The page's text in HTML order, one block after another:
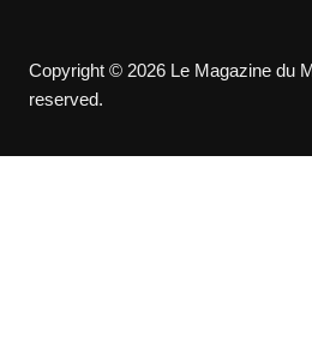
Copyright © 2026 Le Magazine du
reserved.